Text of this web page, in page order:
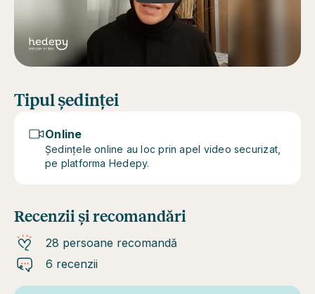
Tipul ședinței
Online
Ședințele online au loc prin apel video securizat,
pe platforma Hedepy.
Recenzii și recomandări
28 persoane recomandă
6 recenzii